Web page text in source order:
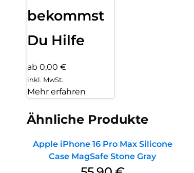
bekommst
Du Hilfe
ab 0,00 €
inkl. MwSt.
Mehr erfahren
Ähnliche Produkte
Apple iPhone 16 Pro Max Silicone
Case MagSafe Stone Gray